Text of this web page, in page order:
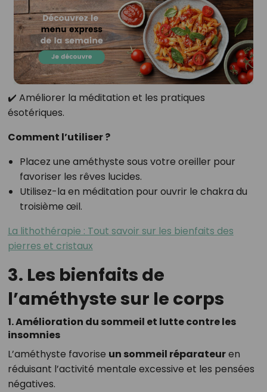
✔️ Améliorer la méditation et les pratiques
ésotériques.
Comment l’utiliser ?
Placez une améthyste sous votre oreiller pour
favoriser les rêves lucides.
Utilisez-la en méditation pour ouvrir le chakra du
troisième œil.
La lithothérapie : Tout savoir sur les bienfaits des
pierres et cristaux
3. Les bienfaits de
l’améthyste sur le corps
1. Amélioration du sommeil et lutte contre les
insomnies
L’améthyste favorise un sommeil réparateuren
réduisant l’activité mentale excessive et les pensées
négatives.